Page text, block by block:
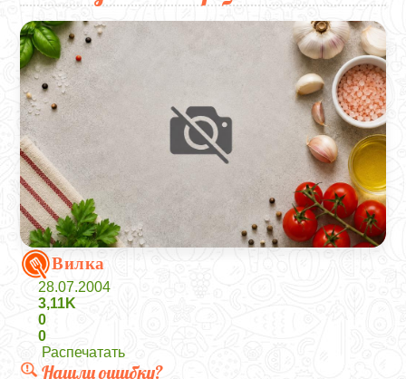
Вилка
28.07.2004
3,11K
0
0
Распечатать
Нашли ошибку?